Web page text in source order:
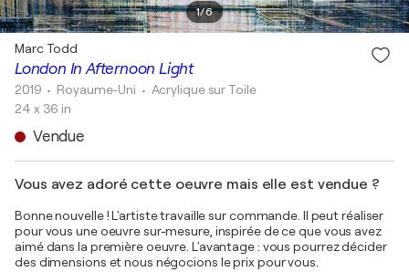
1/6
London In Afternoon Light
Marc Todd
2019 • Royaume-Uni • Acrylique sur Toile
24 x 36 in
Vendue
Vous avez adoré cette oeuvre mais elle est vendue ?
Bonne nouvelle ! L'artiste travaille sur commande. Il peut réaliser
pour vous une oeuvre sur-mesure, inspirée de ce que vous avez
aimé dans la première oeuvre. L'avantage : vous pourrez décider
des dimensions et nous négocions le prix pour vous.